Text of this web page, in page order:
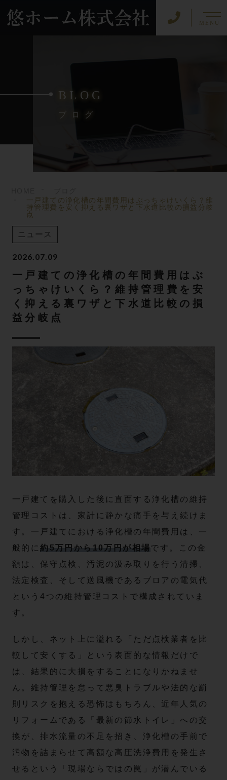
MENU
BLOG
ブログ
一戸建ての浄化槽の年間費用はぶっちゃけいくら？維
持管理費を安く抑える裏ワザと下水道比較の損益分岐
点
ニュース
2026.07.09
一戸建ての浄化槽の年間費用はぶ
っちゃけいくら？維持管理費を安
く抑える裏ワザと下水道比較の損
益分岐点
一戸建てを購入した後に直面する浄化槽の維持
管理コストは、家計に静かな痛手を与え続けま
す。一戸建てにおける浄化槽の年間費用は、一
般的に約5万円から10万円が相場です。この金
額は、保守点検、汚泥の汲み取りを行う清掃、
法定検査、そして送風機であるブロアの電気代
という4つの維持管理コストで構成されていま
す。
しかし、ネット上に溢れる「ただ点検業者を比
較して安くする」という表面的な情報だけで
は、結果的に大損をすることになりかねませ
ん。維持管理を怠って悪臭トラブルや法的な罰
則リスクを抱える恐怖はもちろん、近年人気の
リフォームである「最新の節水トイレ」への交
換が、排水流量の不足を招き、浄化槽の手前で
汚物を詰まらせて高額な高圧洗浄費用を発生さ
せるという「現場ならではの罠」が潜んでいる